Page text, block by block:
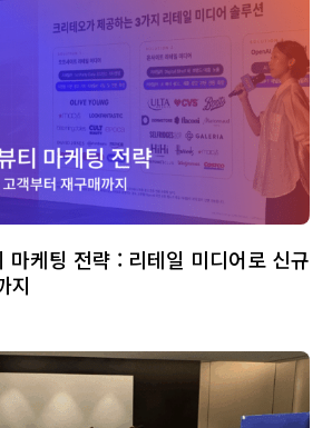
마케팅 전략 : 리테일 미디어로 신규
지